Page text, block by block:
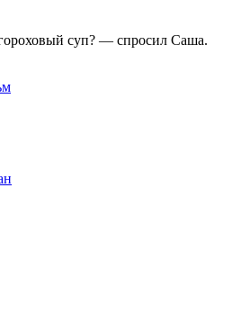
суп? — спросил Саша.